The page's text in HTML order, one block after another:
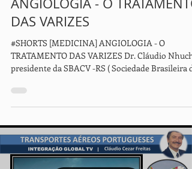
#SHORTS [MEDICINA]
ANGIOLOGIA - O TRATAMENTO
DAS VARIZES
#SHORTS [MEDICINA] ANGIOLOGIA - O
presidente da SBACV -RS ( Sociedade Brasileira de
Angiologia...